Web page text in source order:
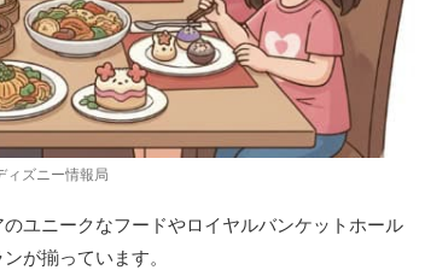
ィズニー情報局
ユニークなフードやロイヤルバンケットホール
が揃っています。